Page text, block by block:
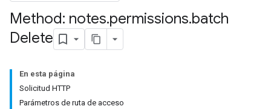
Method: notes.permissions.batch
Delete
En esta página
Solicitud HTTP
Parámetros de ruta de acceso